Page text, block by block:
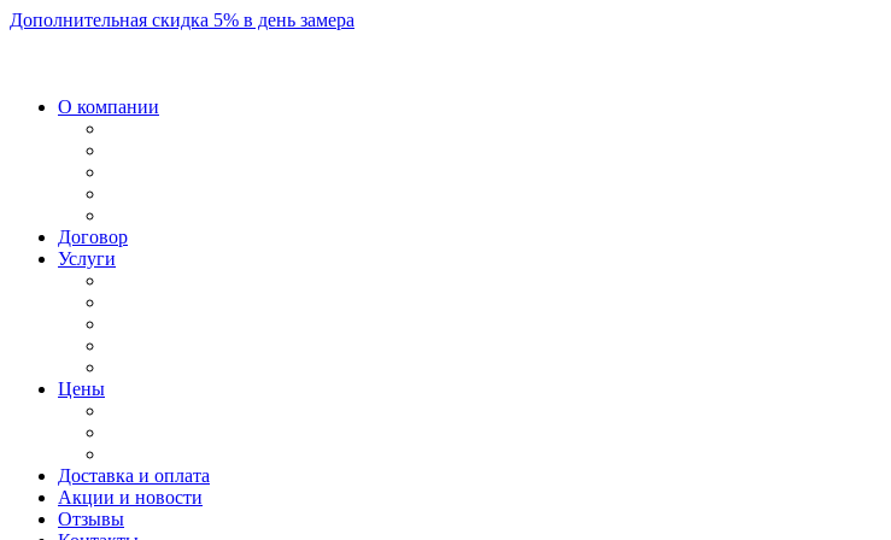
Дополнительная скидка 5% в день замера
О компании
Договор
Услуги
Цены
Доставка и оплата
Акции и новости
Отзывы